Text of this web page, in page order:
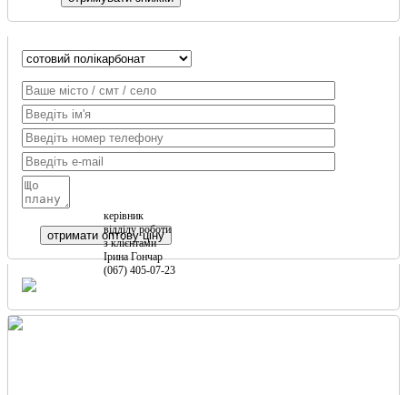
керівник
відділу роботи
з клієнтами
Ірина Гончар
(067) 405-07-23